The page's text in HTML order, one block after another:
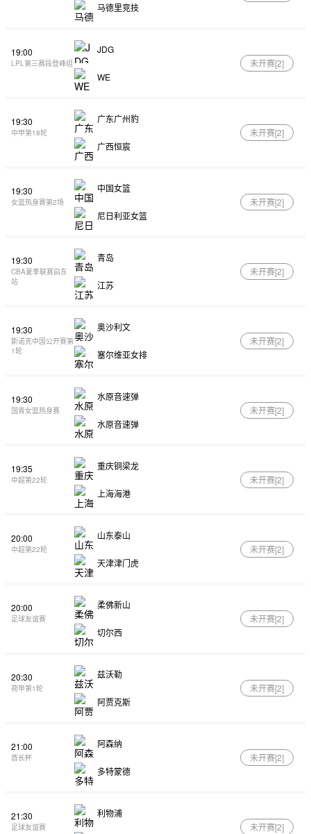
马德里竞技
19:00
LPL第三赛段登峰组
JDG
WE
未开赛[2]
19:30
中甲第18轮
广东广州豹
广西恒宸
未开赛[2]
19:30
女篮热身赛第2场
中国女篮
尼日利亚女篮
未开赛[2]
19:30
CBA夏季联赛启东
站
青岛
江苏
未开赛[2]
19:30
斯诺克中国公开赛第
1轮
奥沙利文
塞尔维亚女排
未开赛[2]
19:30
国青女篮热身赛
水原音速弹
水原音速弹
未开赛[2]
19:35
中超第22轮
重庆铜梁龙
上海海港
未开赛[2]
20:00
中超第22轮
山东泰山
天津津门虎
未开赛[2]
20:00
足球友谊赛
柔佛新山
切尔西
未开赛[2]
20:30
荷甲第1轮
兹沃勒
阿贾克斯
未开赛[2]
21:00
酋长杯
阿森纳
多特蒙德
未开赛[2]
21:30
足球友谊赛
利物浦
未开赛[2]